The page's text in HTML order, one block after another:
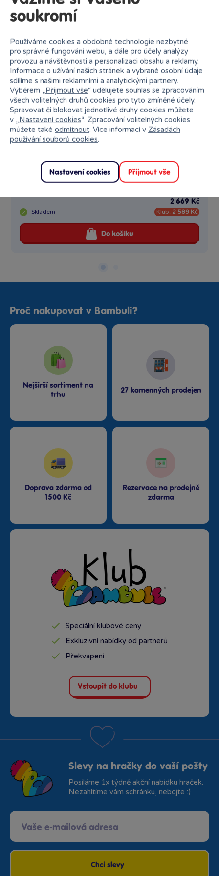
Michaela Štětková 17. 12. 2021
Ověřená recenze
Rychle dodání, zatím je v
krabici
Podobné produkty
1 x
Skladem
2 669 Kč
Klub: 2 589 Kč
Do košíku
Proč nakupovat v Bambuli?
Nejširší sortiment na
trhu
27 kamenných prodejen
Doprava zdarma od
1500 Kč
Rezervace na prodejně
zdarma
Speciální klubové ceny
Exkluzivní nabídky od partnerů
Překvapení
Vstoupit do klubu
Slevy na hračky do vaší pošty
Posíláme 1x týdně akční nabídku hraček.
Nezahltíme vám schránku, nebojte :)
Chci slevy
soukromí
Používáme cookies a obdobné technologie nezbytné
pro správné fungování webu, a dále pro účely analýzy
provozu a návštěvnosti a personalizaci obsahu a reklamy.
Informace o užívání našich stránek a vybrané osobní údaje
sdílíme s našimi reklamními a analytickými partnery.
Výběrem „Přijmout vše“ udělujete souhlas se zpracováním
všech volitelných druhů cookies pro tyto zmíněné účely.
Spravovat či blokovat jednotlivé druhy cookies můžete
v „Nastavení cookies“. Zpracování volitelných cookies
můžete také odmítnout. Více informací v Zásadách
používání souborů cookies.
Nastavení cookies Přijmout vše